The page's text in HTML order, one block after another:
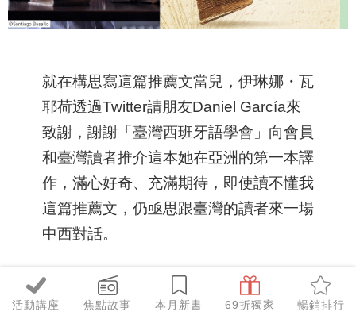
活動講座 焦點故事 本月新書 69折獨家 暢銷排行
就在構思寫這篇推薦文當兒，伊琳娜・瓦
耶荷透過Twitter請朋友Daniel García來
致謝，謝謝「臺灣西班牙語學會」向會員
和臺灣讀者推介這本她在亞洲的第一本譯
作，滿心好奇、充滿期待，即使讀不懂我
這篇推薦文，仍亟思跟臺灣的讀者來一場
中西對話。
一個多月前（9月 25 日），臺灣西班牙
語學會成立大會上，西班牙商務辦事處處